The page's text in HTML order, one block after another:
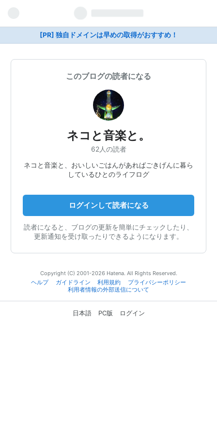
[PR] 独自ドメインは早めの取得がおすすめ！
このブログの読者になる
ネコと音楽と。
62人の読者
ネコと音楽と、おいしいごはんがあればごきげんに暮ら
しているひとのライフログ
ログインして読者になる
読者になると、ブログの更新を簡単にチェックしたり、
更新通知を受け取ったりできるようになります。
Copyright (C) 2001-2026 Hatena. All Rights Reserved.
ヘルプ
ガイドライン 利用規約
プライバシーポリシー
利用者情報の外部送信について
日本語 PC版 ログイン